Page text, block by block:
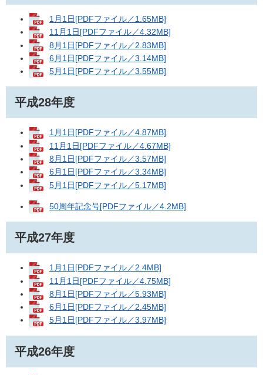
1月1日[PDFファイル／1.65MB]
11月1日[PDFファイル／4.32MB]
8月1日[PDFファイル／2.83MB]
6月1日[PDFファイル／3.14MB]
5月1日[PDFファイル／3.55MB]
平成28年度
1月1日[PDFファイル／4.87MB]
11月1日[PDFファイル／4.67MB]
8月1日[PDFファイル／3.57MB]
6月1日[PDFファイル／3.34MB]
5月1日[PDFファイル／5.17MB]
50周年記念号[PDFファイル／4.2MB]
平成27年度
1月1日[PDFファイル／2.4MB]
11月1日[PDFファイル／4.75MB]
8月1日[PDFファイル／5.93MB]
6月1日[PDFファイル／2.45MB]
5月1日[PDFファイル／3.97MB]
平成26年度